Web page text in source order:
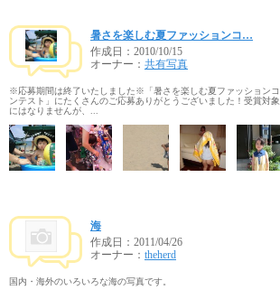
暑さを楽しむ夏ファッションコ…
作成日： 2010/10/15
オーナー： 共有写真
※応募期間は終了いたしました※「暑さを楽しむ夏ファッションコ
ンテスト」にたくさんのご応募ありがとうございました！受賞対象
にはなりませんが、...
海
作成日： 2011/04/26
オーナー： theherd
国内・海外のいろいろな海の写真です。